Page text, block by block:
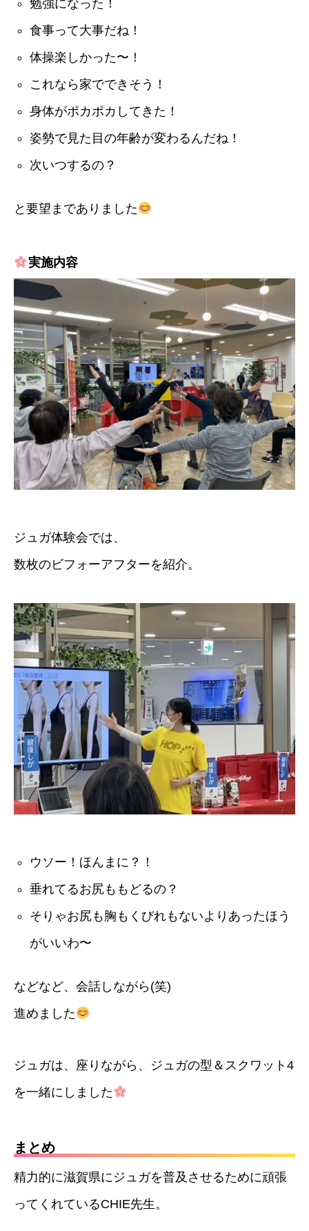
勉強になった！
食事って大事だね！
体操楽しかった〜！
これなら家でできそう！
身体がポカポカしてきた！
姿勢で見た目の年齢が変わるんだね！
次いつするの？
と要望までありました
実施内容
ジュガ体験会では、
数枚のビフォーアフターを紹介。
ウソー！ほんまに？！
垂れてるお尻ももどるの？
そりゃお尻も胸もくびれもないよりあったほう
がいいわ〜
などなど、会話しながら(笑)
進めました
ジュガは、座りながら、ジュガの型＆スクワット4
を一緒にしました
まとめ
精力的に滋賀県にジュガを普及させるために頑張
ってくれているCHIE先生。